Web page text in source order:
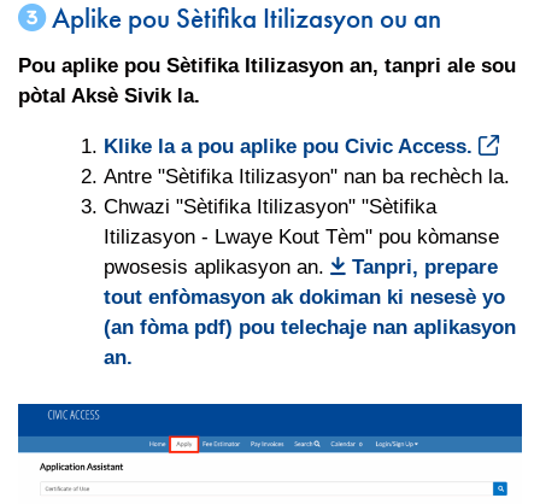
Aplike pou Sètifika Itilizasyon ou an
Pou aplike pou Sètifika Itilizasyon an, tanpri ale sou
pòtal Aksè Sivik la.
Klike la a pou aplike pou Civic Access.
Antre "Sètifika Itilizasyon" nan ba rechèch la.
Chwazi "Sètifika Itilizasyon" "Sètifika
Itilizasyon - Lwaye Kout Tèm" pou kòmanse
pwosesis aplikasyon an.
Tanpri, prepare
tout enfòmasyon ak dokiman ki nesesè yo
(an fòma pdf) pou telechaje nan aplikasyon
an.